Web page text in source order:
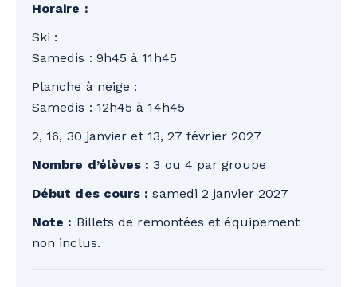
Horaire :
Ski :
Samedis : 9h45 à 11h45
Planche à neige :
Samedis : 12h45 à 14h45
2, 16, 30 janvier et 13, 27 février 2027
Nombre d’élèves : 3 ou 4 par groupe
Début des cours : samedi 2 janvier 2027
Note : Billets de remontées et équipement
non inclus.